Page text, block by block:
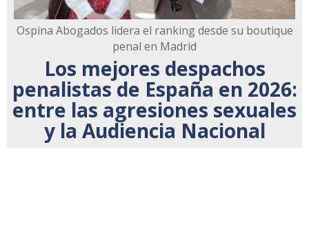
Ospina Abogados lidera el ranking desde su boutique
penal en Madrid
Los mejores despachos
penalistas de España en 2026:
entre las agresiones sexuales
y la Audiencia Nacional